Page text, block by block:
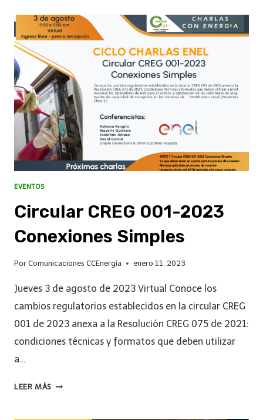
EVENTOS
Circular CREG 001-2023
Conexiones Simples
Por Comunicaciones CCEnergía enero 11, 2023
Jueves 3 de agosto de 2023 Virtual Conoce los
cambios regulatorios establecidos en la circular CREG
001 de 2023 anexa a la Resolución CREG 075 de 2021:
condiciones técnicas y formatos que deben utilizar
a…
LEER MÁS